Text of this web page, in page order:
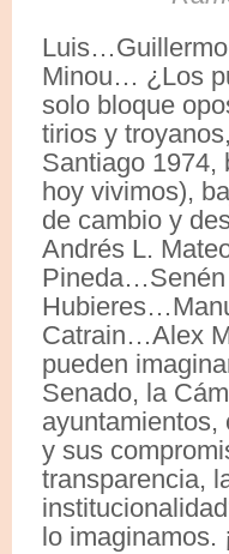
Minou… ¿Los
solo bloque
tirios y
Santiago 1974,
hoy vivimos),
de cambio y
Andrés L.
Catrain…Alex
pueden
Senado, la
ayuntamientos,
y sus
transparencia,
lo imaginamos.